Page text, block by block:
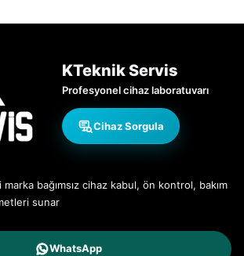
KTeknik Servis
Profesyonel cihaz laboratuvarı
Cihaz Sorgula
bağımsız cihaz kabul, ön kontrol, bakım
sunar
WhatsApp